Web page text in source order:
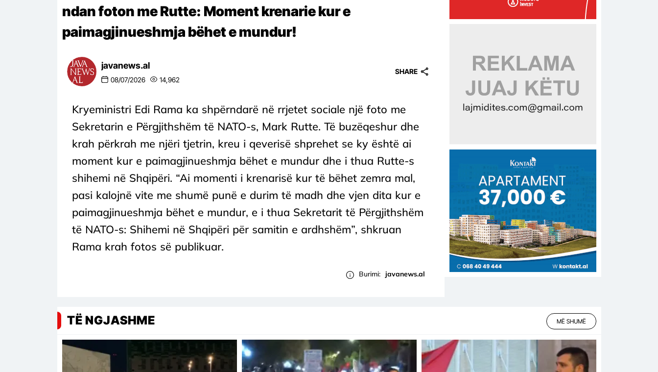
ndan foton me Rutte: Moment krenarie kur e
paimagjinueshmja bëhet e mundur!
javanews.al
08/07/2026 14,962
SHARE
Kryeministri Edi Rama ka shpërndarë në rrjetet sociale një foto me
Sekretarin e Përgjithshëm të NATO-s, Mark Rutte. Të buzëqeshur dhe
krah përkrah me njëri tjetrin, kreu i qeverisë shprehet se ky është ai
moment kur e paimagjinueshmja bëhet e mundur dhe i thua Rutte-s
shihemi në Shqipëri. “Ai momenti i krenarisë kur të bëhet zemra mal,
pasi kalojnë vite me shumë punë e durim të madh dhe vjen dita kur e
paimagjinueshmja bëhet e mundur, e i thua Sekretarit të Përgjithshëm
të NATO-s: Shihemi në Shqipëri për samitin e ardhshëm”, shkruan
Rama krah fotos së publikuar.
Burimi: javanews.al
TË NGJASHME MË SHUMË